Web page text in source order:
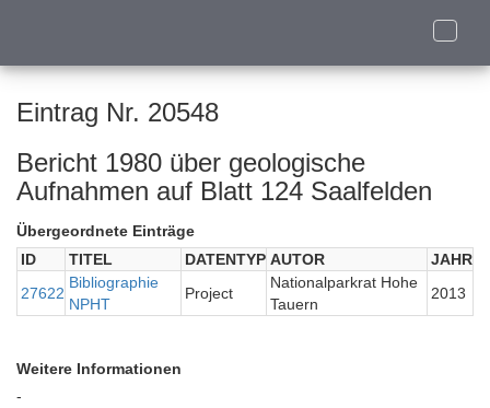
Toggle
Eintrag Nr. 20548
Bericht 1980 über geologische
Aufnahmen auf Blatt 124 Saalfelden
Übergeordnete Einträge
ID
TITEL DATENTYP AUTOR
JAHR
27622
Bibliographie
NPHT
Project
Nationalparkrat Hohe
Tauern
2013
Weitere Informationen
-